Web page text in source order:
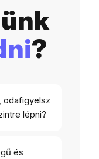
?
odafigyelsz
lépni?
és